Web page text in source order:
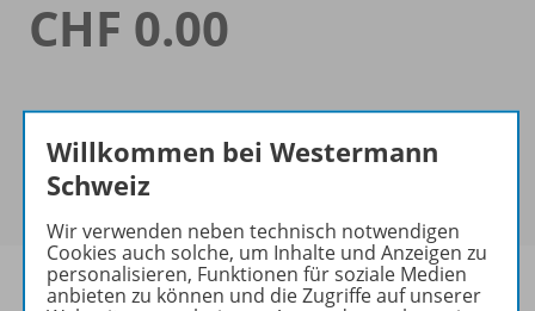
CHF 0.00
Willkommen bei Westermann
Schweiz
Wir verwenden neben technisch notwendigen
Cookies auch solche, um Inhalte und Anzeigen zu
personalisieren, Funktionen für soziale Medien
anbieten zu können und die Zugriffe auf unserer